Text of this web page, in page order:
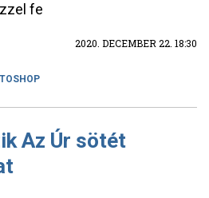
fe
2020. DECEMBER 22. 18:30
Az Úr sötét